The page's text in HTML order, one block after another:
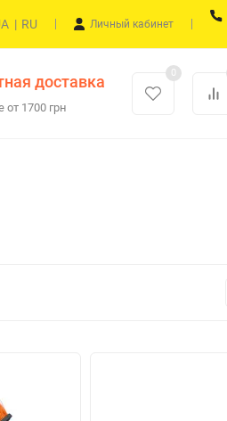
| RU Личный кабинет
доставка
от 1700 грн
0